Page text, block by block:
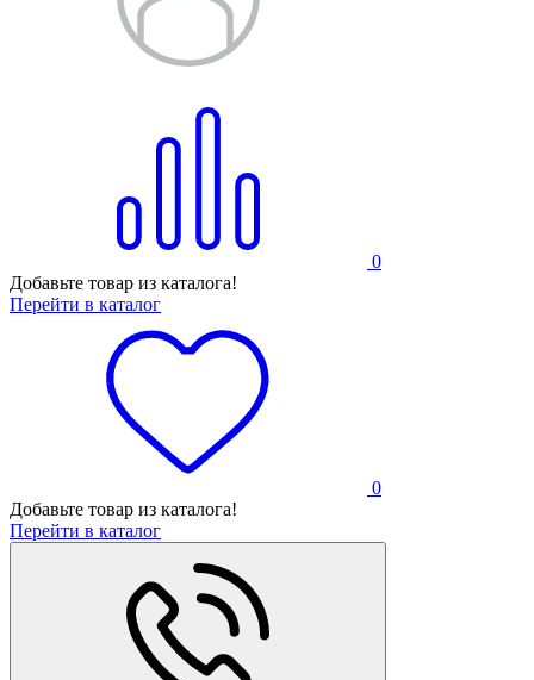
0
Добавьте товар из каталога!
Перейти в каталог
0
Добавьте товар из каталога!
Перейти в каталог